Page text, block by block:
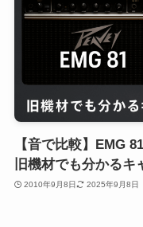
【音で比較】EMG
旧機材でも分かるキ
2010年9月8日 2025年9月8日